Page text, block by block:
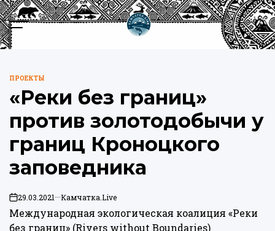
Перейти
к
содержимому
Меню
ОПУБЛИКОВАНО
ПРОЕКТЫ
«Реки без границ»
против золотодобычи у
границ Кроноцкого
заповедника
on29.03.2021 Камчатка.Live
Международная экологическая коалиция «Реки
без границ» (Rivers without Boundaries)